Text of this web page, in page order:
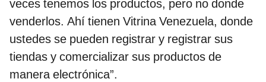
veces tenemos los productos, pero no donde
venderlos. Ahí tienen Vitrina Venezuela, donde
ustedes se pueden registrar y registrar sus
tiendas y comercializar sus productos de
manera electrónica”.